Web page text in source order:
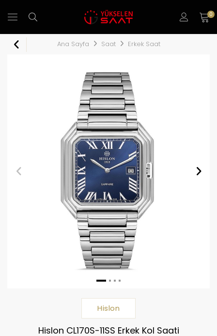
0
Ana Sayfa Saat Erkek Saat
Hislon
Hislon CL170S-11SS Erkek Kol Saati